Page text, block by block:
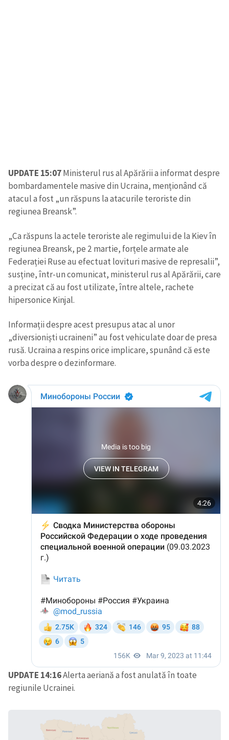
UPDATE 15:07Ministerul rus al Apărării a informat despre
bombardamentele masive din Ucraina, menționând că
atacul a fost „un răspuns la atacurile teroriste din
regiunea Breansk”.
„Ca răspuns la actele teroriste ale regimului de la Kiev în
regiunea Breansk, pe 2 martie, forțele armate ale
Federației Ruse au efectuat lovituri masive de represalii”,
susține, într-un comunicat, ministerul rus al Apărării, care
a precizat că au fost utilizate, între altele, rachete
hipersonice Kinjal.
Informații despre acest presupus atac al unor
„diversioniști ucraineni” au fost vehiculate doar de presa
rusă. Ucraina a respins orice implicare, spunând că este
vorba despre o dezinformare.
UPDATE 14:16Alerta aeriană a fost anulată în toate
regiunile Ucrainei.
ȘTIREA MEA
Titlu știre+ Adaugă titlu
Fotografie
+ Încarcă imagine
Link media
+ Link media
Mesajul știrei
+ Mesajul știrei